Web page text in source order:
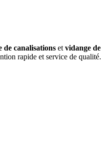
de canalisations et vidange de
rapide et service de qualité.